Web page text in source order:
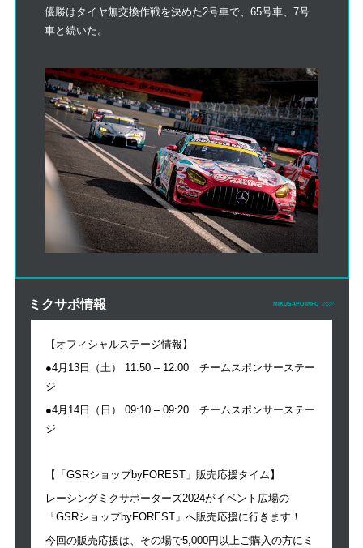
優勝はタイヤ無交換作戦を決めた2号車で、65号車、7号
車と続いた。
ミクサポ情報 MIKUSAPO INFO
【オフィシャルステージ情報】
●4月13日（土） 11:50 – 12:00 チームスポンサーステー
ジ
●4月14日（日） 09:10 – 09:20 チームスポンサーステー
ジ
【「GSRショップbyFOREST」販売応援タイム】
レーシングミクサポーターズ2024がイベント広場の
「GSRショップbyFOREST」へ販売応援に行きます！
今回の販売応援は、その場で5,000円以上ご購入の方にミ